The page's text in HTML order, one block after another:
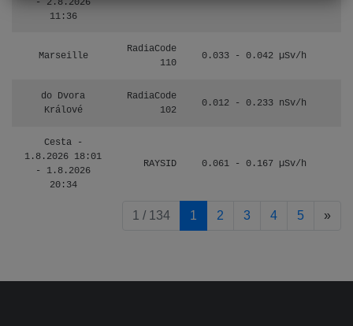
- 2.8.2026
11:36
Marseille
RadiaCode
110
0.033 - 0.042 µSv/h
do Dvora
Králové
RadiaCode
102
0.012 - 0.233 nSv/h
Cesta -
1.8.2026 18:01
- 1.8.2026
20:34
RAYSID 0.061 - 0.167 µSv/h
1 / 134 1 2 3 4 5 »